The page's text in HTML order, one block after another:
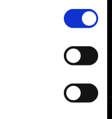
イム
06:34.09
06:29.25
05:47.63